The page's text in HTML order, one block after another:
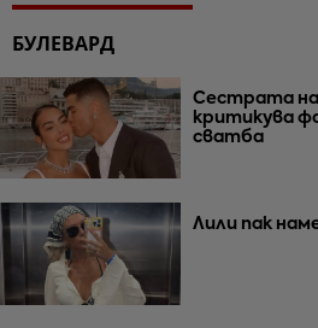
БУЛЕВАРД
Сестрата на
критикува
сватба
Лили пак